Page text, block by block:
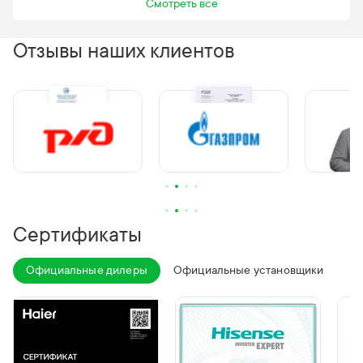
Смотреть все
Отзывы наших клиентов
Сертификаты
Официальные дилеры Официальные установщики